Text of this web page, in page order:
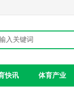
快讯 体育产业